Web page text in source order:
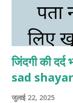
जिंदगी की दर्द
sad
जुलाई 22, 2025